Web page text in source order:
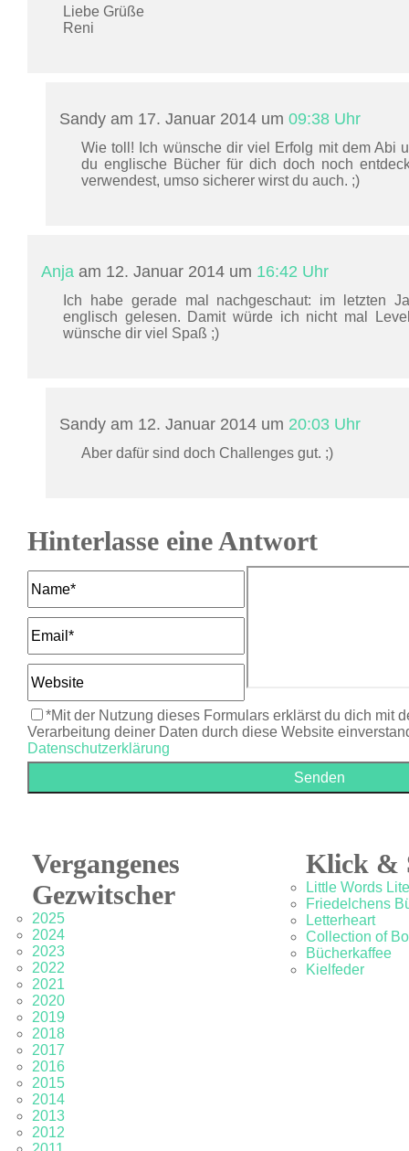
Liebe Grüße
Reni
Sandy am 17. Januar 2014 um 09:38 Uhr
Wie toll! Ich wünsche dir viel Erfolg mit dem Abi
du englische Bücher für dich doch noch
verwendest, umso sicherer wirst du auch. ;)
Anja am 12. Januar 2014 um 16:42 Uhr
Ich habe gerade mal nachgeschaut: im letzten
englisch gelesen. Damit würde ich nicht mal
wünsche dir viel Spaß ;)
Sandy am 12. Januar 2014 um 20:03 Uhr
Aber dafür sind doch Challenges gut. ;)
Hinterlasse eine Antwort
*Mit der Nutzung dieses Formulars erklärst du dich mit
Verarbeitung deiner Daten durch diese Website
Datenschutzerklärung
Vergangenes
Gezwitscher
2025
2024
2023
2022
2021
2020
2019
2018
2017
2016
2015
2014
2013
2012
Klick &
Little Words
Friedelchens
Letterheart
Collection of
Bücherkaffee
Kielfeder